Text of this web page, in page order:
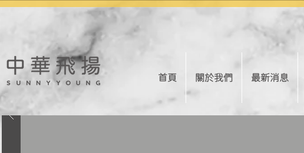
首頁 關於我們 最新消息